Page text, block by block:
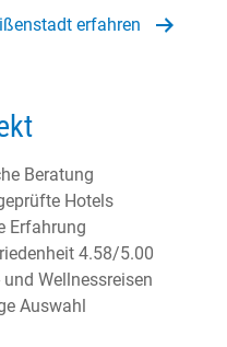
erfahren
Beratung
Hotels
Erfahrung
4.58/5.00
Wellnessreisen
Auswahl